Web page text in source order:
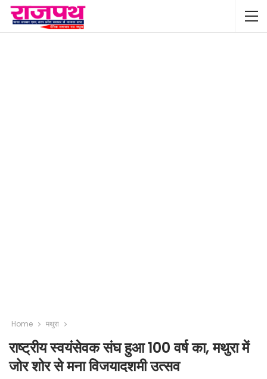
Home मथुरा
राष्ट्रीय स्वयंसेवक संघ हुआ 100 वर्ष का, मथुरा में
जोर शोर से मना विजयादशमी उत्सव